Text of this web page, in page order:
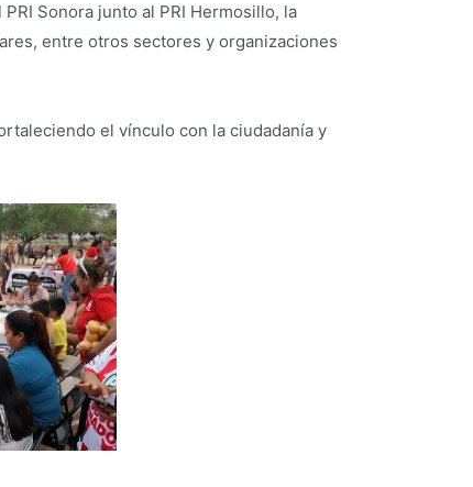
Sonora junto al PRI Hermosillo, la
entre otros sectores y organizaciones
el vínculo con la ciudadanía y